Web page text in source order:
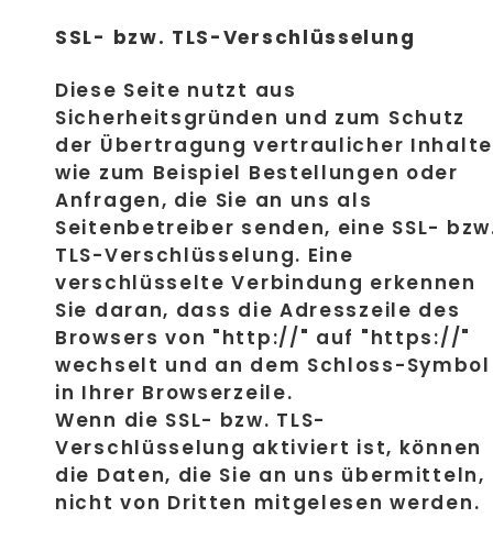
SSL- bzw. TLS-Verschlüsselung
Diese Seite nutzt aus
Sicherheitsgründen und zum Schutz
der Übertragung vertraulicher
wie zum Beispiel Bestellungen oder
Anfragen, die Sie an uns als
Seitenbetreiber senden, eine SSL-
TLS-Verschlüsselung. Eine
verschlüsselte Verbindung erkennen
Sie daran, dass die Adresszeile des
Browsers von "http://" auf "https://"
wechselt und an dem Schloss-Symbol
in Ihrer Browserzeile.
Wenn die SSL- bzw. TLS-
Verschlüsselung aktiviert ist, können
die Daten, die Sie an uns übermitteln,
nicht von Dritten mitgelesen werden.